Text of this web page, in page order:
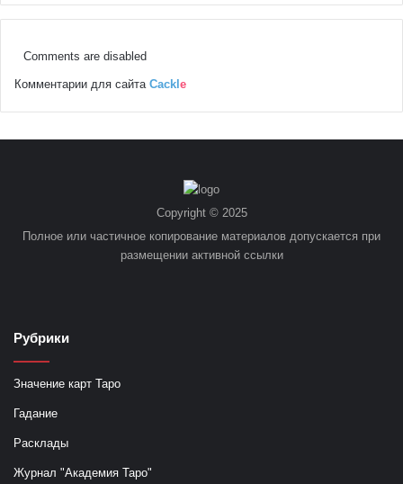
Comments are disabled
Комментарии для сайта Cackl e
Copyright © 2025
Полное или частичное копирование материалов допускается при
размещении активной ссылки
Рубрики
Значение карт Таро
Гадание
Расклады
Журнал "Академия Таро"